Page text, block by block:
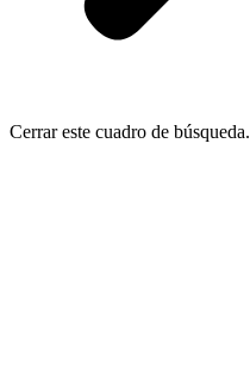
Cerrar este cuadro de búsqueda.